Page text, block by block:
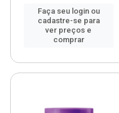
Faça seu login ou
cadastre-se para
ver preços e
comprar